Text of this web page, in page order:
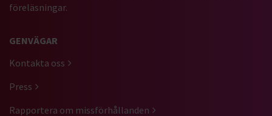
föreläsningar.
GENVÄGAR
Kontakta oss
Press
Rapportera om missförhållanden